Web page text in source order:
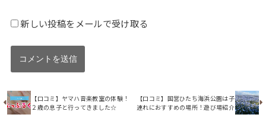
新しい投稿をメールで受け取る
【口コミ】ヤマハ音楽教室の体験！
２歳の息子と行ってきました☆
【口コミ】国営ひたち海浜公園は子
連れにおすすめの場所！遊び場紹介